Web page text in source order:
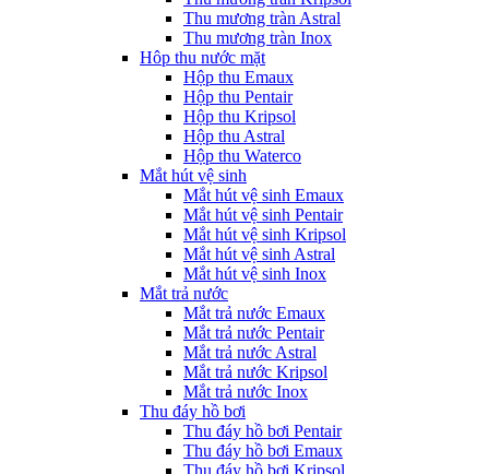
Thu mương tràn Astral
Thu mương tràn Inox
Hôp thu nước mặt
Hộp thu Emaux
Hộp thu Pentair
Hộp thu Kripsol
Hộp thu Astral
Hộp thu Waterco
Mắt hút vệ sinh
Mắt hút vệ sinh Emaux
Mắt hút vệ sinh Pentair
Mắt hút vệ sinh Kripsol
Mắt hút vệ sinh Astral
Mắt hút vệ sinh Inox
Mắt trả nước
Mắt trả nước Emaux
Mắt trả nước Pentair
Mắt trả nước Astral
Mắt trả nước Kripsol
Mắt trả nước Inox
Thu đáy hồ bơi
Thu đáy hồ bơi Pentair
Thu đáy hồ bơi Emaux
Thu đáy hồ bơi Kripsol